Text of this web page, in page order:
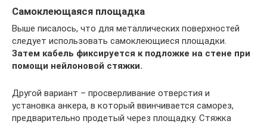
Самоклеющаяся площадка
Выше писалось, что для металлических поверхностей
следует использовать самоклеющиеся площадки.
Затем кабель фиксируется к подложке на стене при
помощи нейлоновой стяжки.
Другой вариант – просверливание отверстия и
установка анкера, в который ввинчивается саморез,
предварительно продетый через площадку. Стяжка